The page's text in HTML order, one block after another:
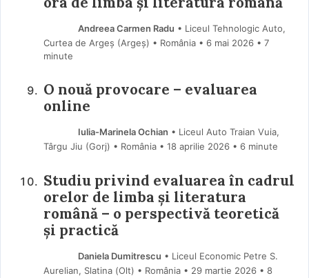
Andreea Carmen Radu • Liceul Tehnologic Auto,
Curtea de Argeș (Argeş) • România
6 mai 2026 • 7
minute
O nouă provocare – evaluarea
online
Iulia-Marinela Ochian • Liceul Auto Traian Vuia,
Târgu Jiu (Gorj) • România
18 aprilie 2026 • 6 minute
Studiu privind evaluarea în cadrul
orelor de limba și literatura
română – o perspectivă teoretică
și practică
Daniela Dumitrescu • Liceul Economic Petre S.
Aurelian, Slatina (Olt) • România
29 martie 2026 • 8